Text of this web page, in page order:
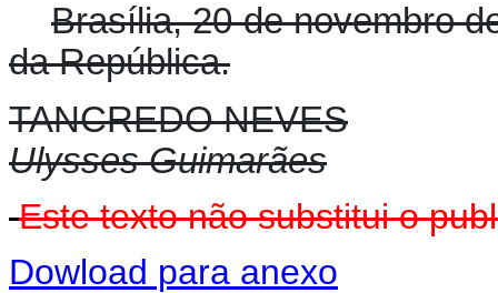
Brasília, 20 de novembro
da República.
TANCREDO NEVES
Ulysses Guimarães
Este texto não substitui o
Dowload para anexo